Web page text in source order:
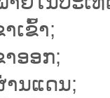
ຂົ້າ;
ອອກ;
ນແດນ;